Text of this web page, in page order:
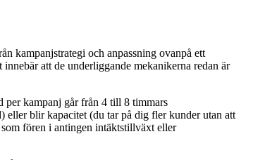
kampanjstrategi och anpassning ovanpå ett
att de underliggande mekanikerna redan är
per kampanj går från 4 till 8 timmars
eller blir kapacitet (du tar på dig fler kunder utan att
fören i antingen intäktstillväxt eller